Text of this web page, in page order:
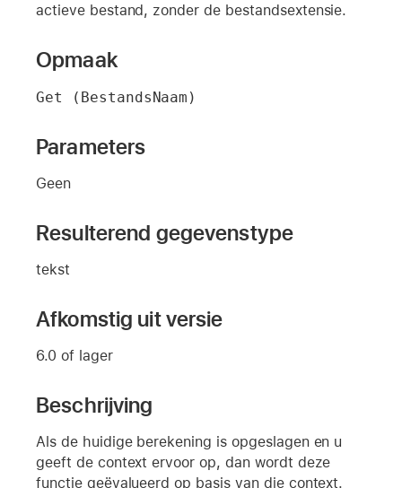
actieve bestand, zonder de bestandsextensie.
Opmaak
Get (BestandsNaam)
Parameters
Geen
Resulterend gegevenstype
tekst
Afkomstig uit versie
6.0 of lager
Beschrijving
Als de huidige berekening is opgeslagen en u
geeft de context ervoor op, dan wordt deze
functie geëvalueerd op basis van die context.